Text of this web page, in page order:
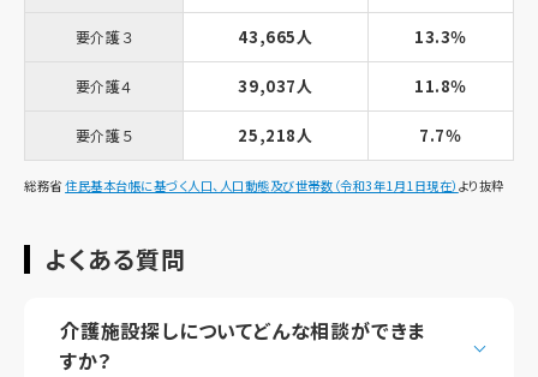
要介護３ 43,665人 13.3％
要介護４ 39,037人 11.8％
要介護５ 25,218人 7.7％
総務省住民基本台帳に基づく人口、人口動態及び世帯数（令和3年1月1日現在） より抜粋
よくある質問
介護施設探しについてどんな相談ができま
すか？